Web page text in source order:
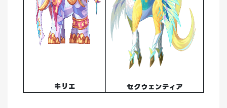
キリエ セクウェンティア